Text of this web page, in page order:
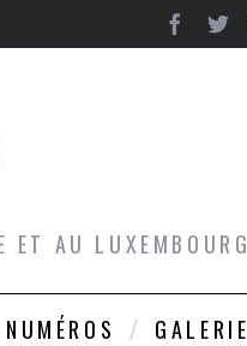
ET AU LUXEMBOURG
GALERIE